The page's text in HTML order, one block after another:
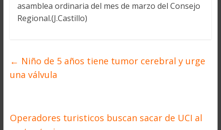
asamblea ordinaria del mes de marzo del Consejo
Regional.(J.Castillo)
← Niño de 5 años tiene tumor cerebral y urge
una válvula
Operadores turisticos buscan sacar de UCI al